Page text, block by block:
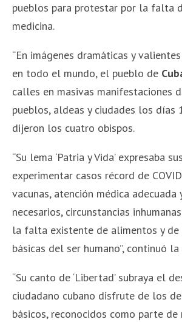
pueblos para protestar por la falta
medicina.
“En imágenes dramáticas y
en todo el mundo, el pueblo de
calles en masivas manifestaciones
pueblos, aldeas y ciudades los días
dijeron los cuatro obispos.
“Su lema ‘Patria y Vida’ expresaba
experimentar casos récord de
vacunas, atención médica adecuada
necesarios, circunstancias
la falta existente de alimentos y de
básicas del ser humano”, continuó
“Su canto de ‘Libertad’ subraya el
ciudadano cubano disfrute de los
básicos, reconocidos como parte